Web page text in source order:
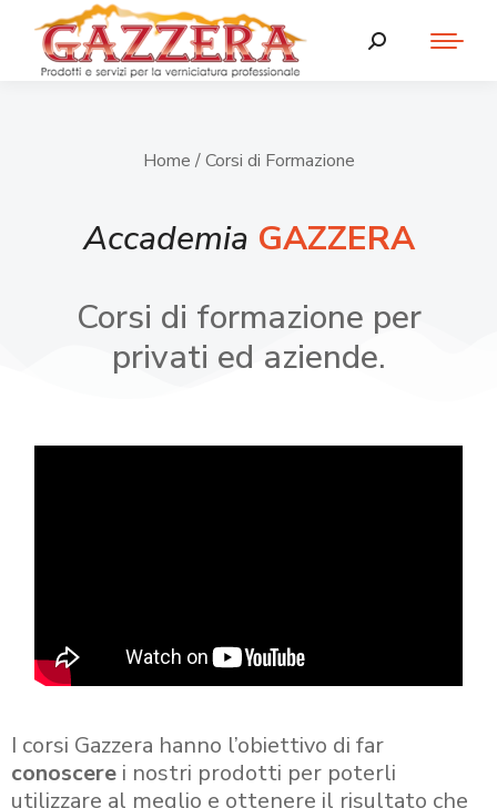
Home / Corsi di Formazione
Accademia GAZZERA
Corsi di formazione per
privati ed aziende.
I corsi Gazzera hanno l’obiettivo di far
conoscere i nostri prodotti per poterli
utilizzare al meglio e ottenere il risultato che